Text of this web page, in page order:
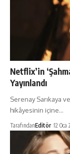
Netflix’in
Yayınlandı
Serenay Sarıkaya
hikâyesinin içine…
TarafındanEditör 12 Oca